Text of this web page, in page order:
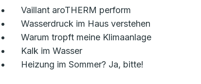
Vaillant aroTHERM perform
Wasserdruck im Haus verstehen
Warum tropft meine Klimaanlage
Kalk im Wasser
Heizung im Sommer? Ja, bitte!